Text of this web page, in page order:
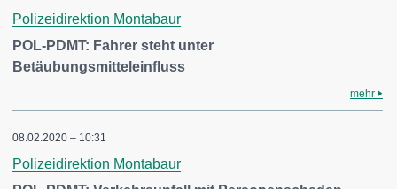
Polizeidirektion Montabaur
POL-PDMT: Fahrer steht unter
Betäubungsmitteleinfluss
mehr
08.02.2020 – 10:31
Polizeidirektion Montabaur